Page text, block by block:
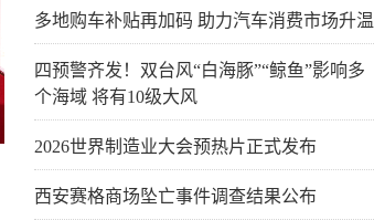
多地购车补贴再加码 助力汽车消费市场升温
四预警齐发！双台风“白海豚”“鲸鱼”影响多
个海域 将有10级大风
2026世界制造业大会预热片正式发布
西安赛格商场坠亡事件调查结果公布